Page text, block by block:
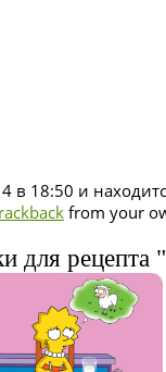
в 18:50 и
from your
для рецепта